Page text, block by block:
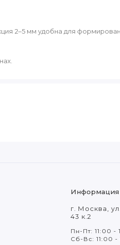
2–5 мм удобна для
Информация
г. Москва,
43 к.2
Пн-Пт: 11:00 -
Сб-Вс: 11:00 -